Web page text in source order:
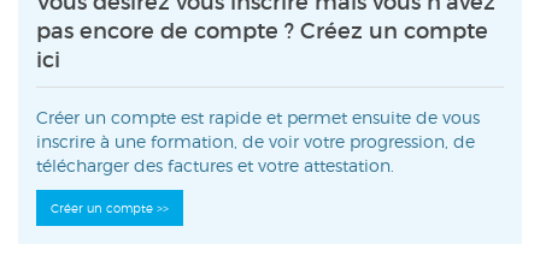
pas encore de compte ? Créez un compte
ici
Créer un compte est rapide et permet ensuite de vous
inscrire à une formation, de voir votre progression, de
télécharger des factures et votre attestation.